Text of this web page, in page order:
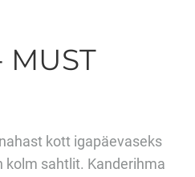
MUST
kott igapäevaseks
kolm sahtlit. Kanderihma